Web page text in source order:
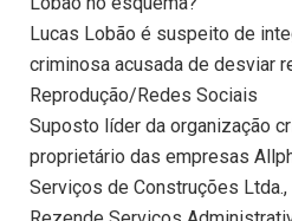
Lucas Lobão é suspeito de
criminosa acusada de desviar
Reprodução/Redes Sociais
Suposto líder da organização
proprietário das empresas
Serviços de Construções